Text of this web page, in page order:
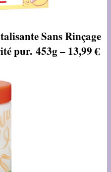
Sans Rinçage
pur. 453g – 13,99 €